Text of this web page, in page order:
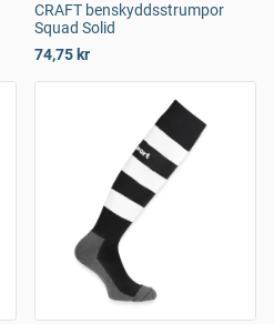
CRAFT benskyddsstrumpor
Squad Solid
74,75 kr